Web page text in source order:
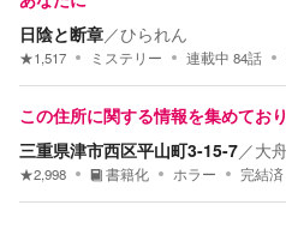
日陰と断章／ひられん
★1,517 ミステリー 連載中 84話
この住所に関する情報を集めており
三重県津市西区平山町3-15-7／大
★2,998 書籍化 ホラー 完結済